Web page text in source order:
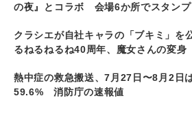
の夜』とコラボ 会場6か所でスタンプ
クラシエが自社キャラの「ブキミ」
るねるねるね40周年、魔女さんの変身
熱中症の救急搬送、7月27日〜8月2
59.6% 消防庁の速報値